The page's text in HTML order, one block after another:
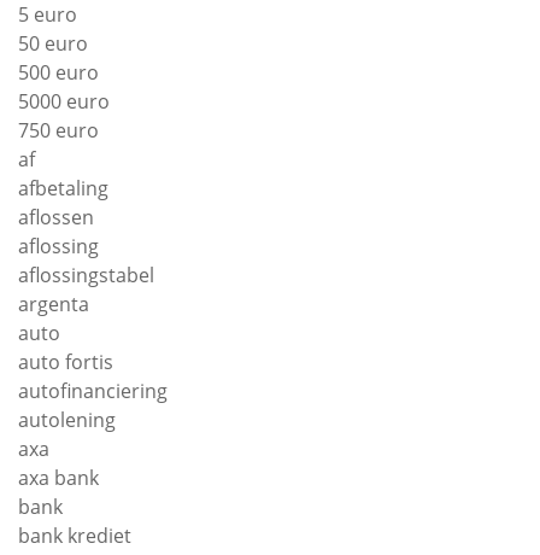
5 euro
50 euro
500 euro
5000 euro
750 euro
af
afbetaling
aflossen
aflossing
aflossingstabel
argenta
auto
auto fortis
autofinanciering
autolening
axa
axa bank
bank
bank krediet